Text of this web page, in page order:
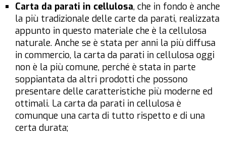
Carta da parati in cellulosa, che in fondo è anche
la più tradizionale delle carte da parati, realizzata
appunto in questo materiale che è la cellulosa
naturale. Anche se è stata per anni la più diffusa
in commercio, la carta da parati in cellulosa oggi
non è la più comune, perché è stata in parte
soppiantata da altri prodotti che possono
presentare delle caratteristiche più moderne ed
ottimali. La carta da parati in cellulosa è
comunque una carta di tutto rispetto e di una
certa durata;